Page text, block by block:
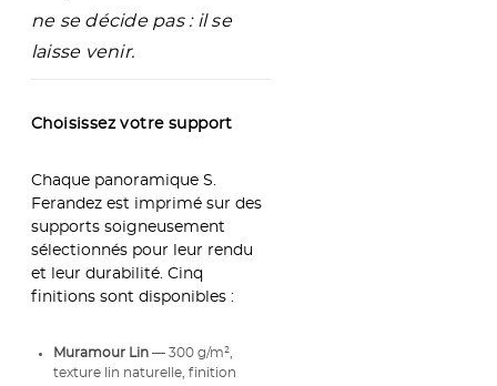
ne se décide pas : il se
laisse venir.
Choisissez votre support
Chaque panoramique S.
Ferandez est imprimé sur des
supports soigneusement
sélectionnés pour leur rendu
et leur durabilité. Cinq
finitions sont disponibles :
Muramour Lin — 300 g/m²,
texture lin naturelle, finition